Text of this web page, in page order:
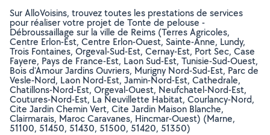
Sur AlloVoisins, trouvez toutes les prestations de services
pour réaliser votre projet de Tonte de pelouse -
Débroussaillage sur la ville de Reims (Terres Agricoles,
Centre Erlon-Est, Centre Erlon-Ouest, Sainte-Anne, Lundy,
Trois Fontaines, Orgeval-Sud-Est, Cernay-Est, Port Sec, Case
Fayere, Pays de France-Est, Laon Sud-Est, Tunisie-Sud-Ouest,
Bois d'Amour Jardins Ouvriers, Murigny Nord-Sud-Est, Parc de
Vesle-Nord, Laon Nord-Est, Jamin-Nord-Est, Cathedrale,
Chatillons-Nord-Est, Orgeval-Ouest, Neufchatel-Nord-Est,
Coutures-Nord-Est, La Neuvillette Habitat, Courlancy-Nord,
Cite Jardin Chemin Vert, Cite Jardin Maison Blanche,
Clairmarais, Maroc Caravanes, Hincmar-Ouest) (Marne,
51100, 51450, 51430, 51500, 51420, 51350)